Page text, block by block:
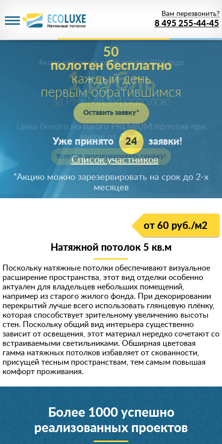
8 495 255-44-45
Вам перезвонить?
1 рубль
за PREMIUM потолок!
Акция действуетдо 08 августа 2026 года
Цена белого матового PREMIUM полотна при
заказе от 20м2!
Успейте зарезервировать скидку!
от 60 руб./м2
Натяжной потолок 5 кв.м
Поскольку натяжные потолки обеспечивают визуальное
расширение пространства, этот вид отделки особенно
актуален для владельцев небольших помещений,
например из старого жилого фонда. При декорировании
перекрытий лучше всего использовать глянцевую плёнку,
которая способствует зрительному увеличению высоты
стен. Поскольку общий вид интерьера существенно
зависит от освещения, этот материал нередко сочетают со
встраиваемыми светильниками. Обширная цветовая
гамма натяжных потолков избавляет от скованности,
присущей тесным пространствам, тем самым повышая
комфорт проживания.
Более 1000 успешно
реализованных проектов